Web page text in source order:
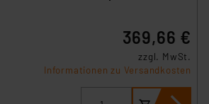
369,66 €
zzgl. MwSt.
Informationen zu Versandkosten